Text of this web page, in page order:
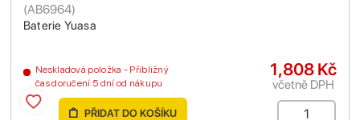
Baterie Yuasa
(AB6964)
Neskladová položka - Přibližný
čas doručení 5 dní od nákupu
1,808 Kč
včetně DPH
PŘIDAT DO KOŠÍKU